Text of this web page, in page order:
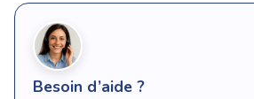
Besoin d’aide ?